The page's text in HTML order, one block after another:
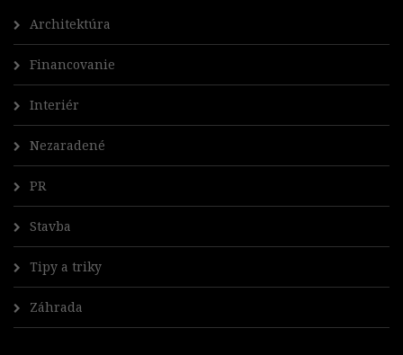
Architektúra
Financovanie
Interiér
Nezaradené
PR
Stavba
Tipy a triky
Záhrada